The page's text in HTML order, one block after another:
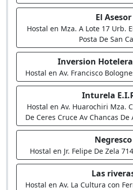
El Asesor
Hostal en Mza. A Lote 17 Urb.
Posta De San
Inversion
Hostal en Av. Francisco
Inturela
Hostal en Av. Huarochiri Mza.
De Ceres Cruce Av Chancas
Negresco
Hostal en Jr. Felipe De Zela
Las
Hostal en Av. La Cultura con